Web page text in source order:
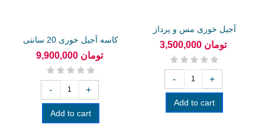
کاسه آجیل خوری 20 سانتی
مس و خاتم9,900,000 تومان
- +
Add to cart
آجیل خوری مس و پرداز
3,500,000 تومان
- +
Add to cart